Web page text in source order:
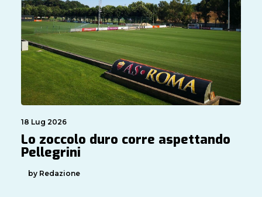
18 Lug 2026
Lo zoccolo duro corre aspettando
Pellegrini
by Redazione